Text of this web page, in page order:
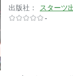
出版社：
スターツ
-